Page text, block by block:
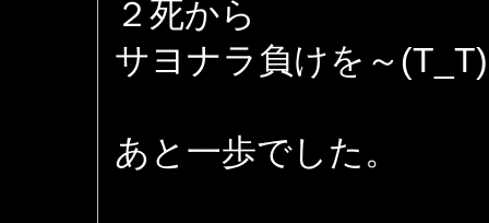
２死から
サヨナラ負けを～(T_T)
あと一歩でした。